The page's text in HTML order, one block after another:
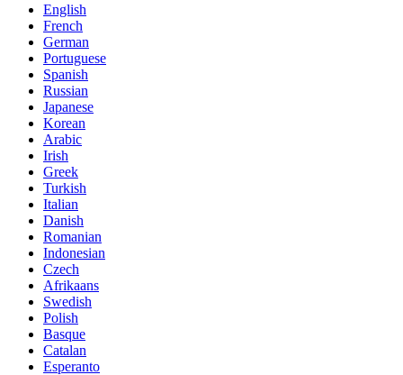
English
French
German
Portuguese
Spanish
Russian
Japanese
Korean
Arabic
Irish
Greek
Turkish
Italian
Danish
Romanian
Indonesian
Czech
Afrikaans
Swedish
Polish
Basque
Catalan
Esperanto